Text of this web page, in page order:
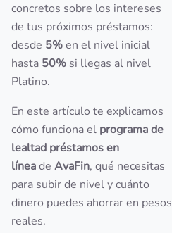
concretos sobre los intereses
de tus próximos préstamos:
desde 5%en el nivel inicial
hasta 50% si llegas al nivel
Platino.
En este artículo te explicamos
cómo funciona el programa de
lealtad préstamos en
líneade AvaFin, qué necesitas
para subir de nivel y cuánto
dinero puedes ahorrar en pesos
reales.